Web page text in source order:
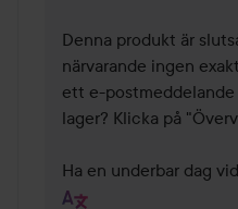
Denna produkt är
närvarande ingen
ett e-
lager? Klicka på
Ha en underbar dag